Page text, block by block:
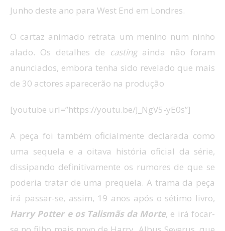
Junho deste ano para West End em Londres.
O cartaz animado retrata um menino num ninho
alado. Os detalhes de castingainda
não foram
anunciados, embora tenha sido revelado que mais
de 30 actores aparecerão na produção
[youtube url=”https://youtu.be/J_NgV5-yE0s”]
A peça foi também oficialmente declarada como
uma sequela e a oitava história oficial da série,
dissipando definitivamente os rumores de que se
poderia tratar de uma prequela. A trama da peça
irá passar-se, assim, 19 anos após o sétimo livro,
Harry Potter e os Talismãs da Morte, e irá focar-